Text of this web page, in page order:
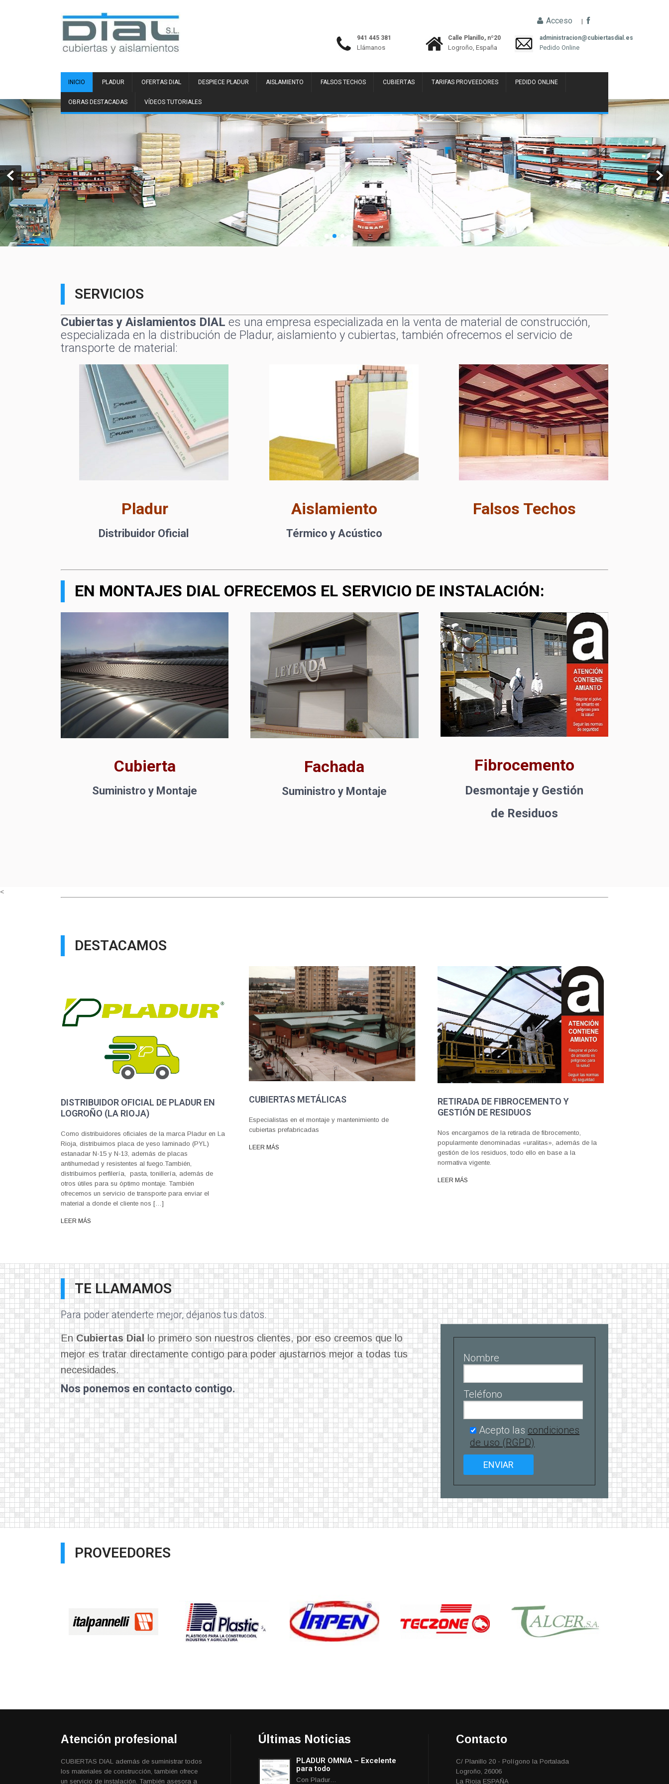
Acceso |
941 445 381
Llámanos
Calle Planillo, nº20
Logroño, España
administracion@cubiertasdial.es
Pedido Online
INICIO PLADUR OFERTAS DIAL DESPIECE PLADUR AISLAMIENTO FALSOS TECHOS CUBIERTAS TARIFAS PROVEEDORES PEDIDO ONLINE
OBRAS DESTACADAS VÍDEOS TUTORIALES
SERVICIOS
Cubiertas y Aislamientos DIAL es una empresa especializada en la venta de material de construcción,
especializada en la distribución de Pladur, aislamiento y cubiertas, también ofrecemos el servicio de
transporte de material:
Pladur
Distribuidor Oficial
Aislamiento
Térmico y Acústico
Falsos Techos
EN MONTAJES DIAL OFRECEMOS EL SERVICIO DE INSTALACIÓN:
Cubierta
Suministro y Montaje
Fachada
Suministro y Montaje
Fibrocemento
Desmontaje y Gestión
de Residuos
<
DESTACAMOS
DISTRIBUIDOR OFICIAL DE PLADUR EN
LOGROÑO (LA RIOJA)
Como distribuidores oficiales de la marca Pladur en La
Rioja, distribuimos placa de yeso laminado (PYL)
estanadar N-15 y N-13, además de placas
antihumedad y resistentes al fuego.También,
distribuimos perfilería, pasta, tonillería, además de
otros útiles para su óptimo montaje. También
ofrecemos un servicio de transporte para enviar el
material a donde el cliente nos […]
LEER MÁS
CUBIERTAS METÁLICAS
Especialistas en el montaje y mantenimiento de
cubiertas prefabricadas
LEER MÁS
RETIRADA DE FIBROCEMENTO Y
GESTIÓN DE RESIDUOS
Nos encargamos de la retirada de fibrocemento,
popularmente denominadas «uralitas», además de la
gestión de los residuos, todo ello en base a la
normativa vigente.
LEER MÁS
TE LLAMAMOS
Para poder atenderte mejor,déjanos tus datos.
EnCubiertas Diallo primero son nuestros clientes, por eso creemos que lo
mejor es tratar directamente contigo para poder ajustarnos mejor a todas tus
necesidades.
Nos ponemos en contacto contigo.
Nombre
Teléfono
Acepto las condiciones
de uso (RGPD)
PROVEEDORES
Atención profesional
CUBIERTAS DIAL además de suministrar todos
los materiales de construcción, también ofrece
un servicio de instalación. También asesora a
Últimas Noticias
PLADUR OMNIA – Excelente
para todo
Con Pladur…
Contacto
C/ Planillo 20 - Polígono la Portalada
Logroño, 26006
La Rioja ESPAÑA